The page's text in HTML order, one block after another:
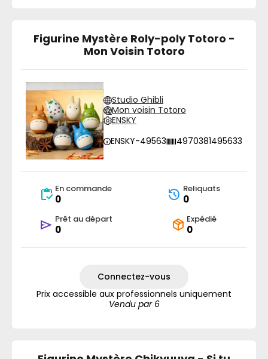
Figurine Mystère Roly-poly Totoro -
Mon Voisin Totoro
Studio Ghibli
Mon voisin Totoro
ENSKY
ENSKY-49563
4970381495633
En commande
0
Reliquats
0
Prêt au départ
0
Expédié
0
Connectez-vous
Prix accessible aux professionnels uniquement
Vendu par 6